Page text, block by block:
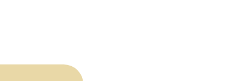
案内、バック